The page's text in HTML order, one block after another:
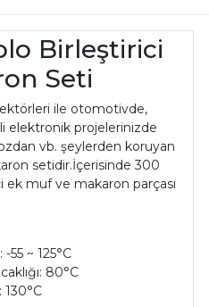
Birleştirici
Seti
ile otomotivde,
elektronik projelerinizde
vb. şeylerden koruyan
setidir.İçerisinde 300
muf ve makaron parçası
-55 ~ 125°C
80°C
130°C